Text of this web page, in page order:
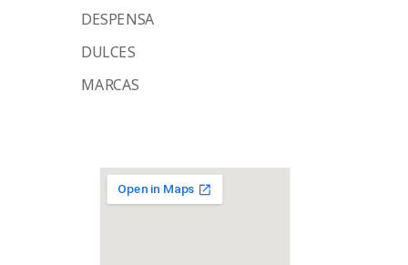
DESPENSA
DULCES
MARCAS